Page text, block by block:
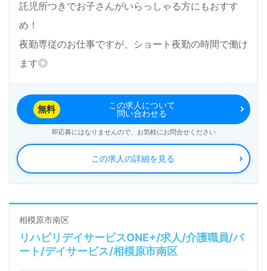
託児所つきでお子さんがいらっしゃる方にもおすす
め！
夜勤専従のお仕事ですが、ショート夜勤の時間で働け
ます◎
この求人の詳細を見る
無料
この求人について
問い合わせる
即応募にはなりませんので、お気軽にお問合せください
相模原市南区
リハビリデイサービスONE+/求人/介護職員/パ
ート/デイサービス/相模原市南区